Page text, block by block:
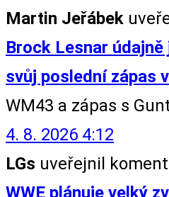
Martin Jeřábek
Brock Lesnar
svůj poslední zápas
WM43 a zápas s
4. 8. 2026 4:12
LGs uveřejnil
WWE plánuje velký